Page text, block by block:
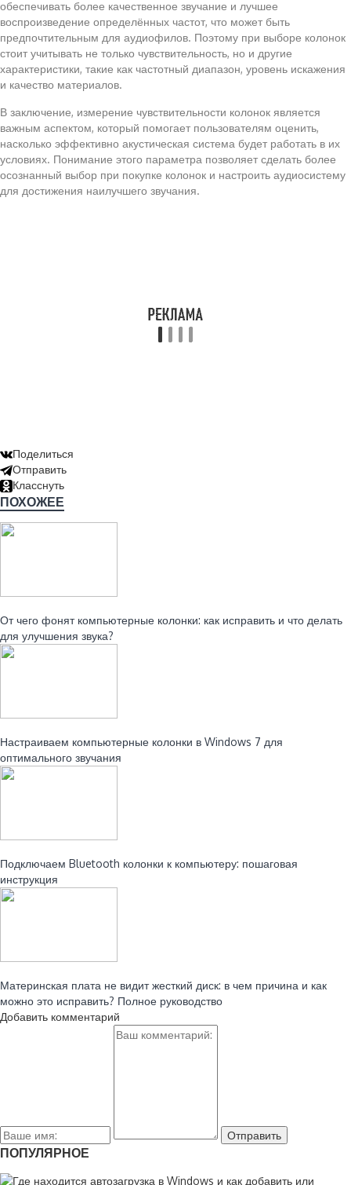
обеспечивать более качественное звучание и лучшее
воспроизведение определённых частот, что может быть
предпочтительным для аудиофилов. Поэтому при выборе колонок
стоит учитывать не только чувствительность, но и другие
характеристики, такие как частотный диапазон, уровень искажения
и качество материалов.
В заключение, измерение чувствительности колонок является
важным аспектом, который помогает пользователям оценить,
насколько эффективно акустическая система будет работать в их
условиях. Понимание этого параметра позволяет сделать более
осознанный выбор при покупке колонок и настроить аудиосистему
для достижения наилучшего звучания.
Поделиться
Отправить
Класснуть
ПОХОЖЕЕ
От чего фонят компьютерные колонки: как исправить и что делать
для улучшения звука?
Настраиваем компьютерные колонки в Windows 7 для
оптимального звучания
Подключаем Bluetooth колонки к компьютеру: пошаговая
инструкция
Материнская плата не видит жесткий диск: в чем причина и как
можно это исправить? Полное руководство
Добавить комментарий
ПОПУЛЯРНОЕ